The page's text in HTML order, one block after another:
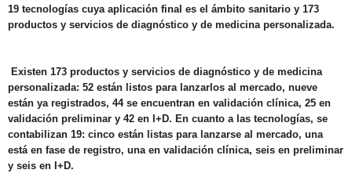
19 tecnologías cuya aplicación final es el ámbito sanitario y 173
productos y servicios de diagnóstico y de medicina personalizada.
Existen 173 productos y servicios de diagnóstico y de medicina
personalizada: 52 están listos para lanzarlos al mercado, nueve
están ya registrados, 44 se encuentran en validación clínica, 25 en
validación preliminar y 42 en I+D. En cuanto a las tecnologías, se
contabilizan 19: cinco están listas para lanzarse al mercado, una
está en fase de registro, una en validación clínica, seis en preliminar
y seis en I+D.